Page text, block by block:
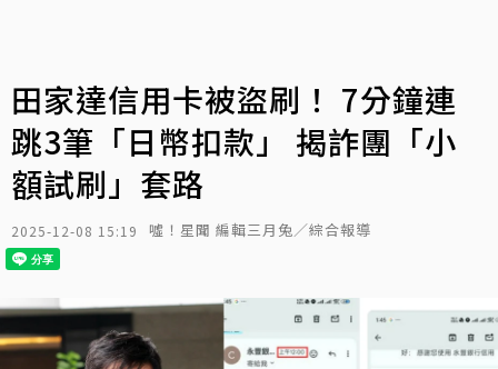
田家達信用卡被盜刷！ 7分鐘連
跳3筆「日幣扣款」 揭詐團「小
額試刷」套路
2025-12-08 15:19 噓！星聞 編輯三月兔／綜合報導